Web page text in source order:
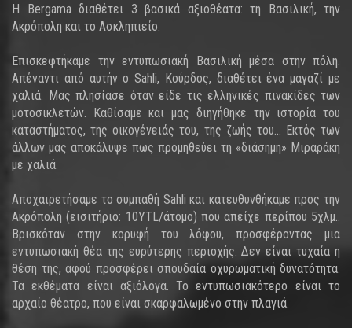
Η Bergama διαθέτει 3 βασικά αξιοθέατα: τη Βασιλική, την
Ακρόπολη και το Ασκληπιείο.
Επισκεφτήκαμε την εντυπωσιακή Βασιλική μέσα στην πόλη.
Απέναντι από αυτήν ο Sahli, Κούρδος, διαθέτει ένα μαγαζί με
χαλιά. Μας πλησίασε όταν είδε τις ελληνικές πινακίδες των
μοτοσικλετών. Καθίσαμε και μας διηγήθηκε την ιστορία του
καταστήματος, της οικογένειάς του, της ζωής του... Εκτός των
άλλων μας αποκάλυψε πως προμηθεύει τη «διάσημη» Μιραράκη
με χαλιά.
Αποχαιρετήσαμε το συμπαθή Sahli και κατευθυνθήκαμε προς την
Ακρόπολη (εισιτήριο: 10YTL/άτομο) που απείχε περίπου 5χλμ..
Βρισκόταν στην κορυφή του λόφου, προσφέροντας μια
εντυπωσιακή θέα της ευρύτερης περιοχής. Δεν είναι τυχαία η
θέση της, αφού προσφέρει σπουδαία οχυρωματική δυνατότητα.
Τα εκθέματα είναι αξιόλογα. Το εντυπωσιακότερο είναι το
αρχαίο θέατρο, που είναι σκαρφαλωμένο στην πλαγιά.